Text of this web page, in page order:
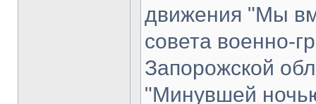
движения "Мы
совета военно-
Запорожской
"Минувшей